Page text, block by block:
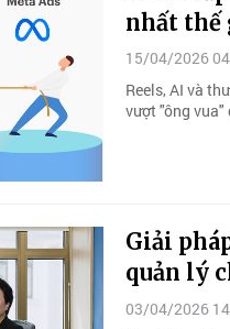
nhất thế
15/04/2026
Reels, AI và
vượt "ông vua"
Giải
quản lý
03/04/2026